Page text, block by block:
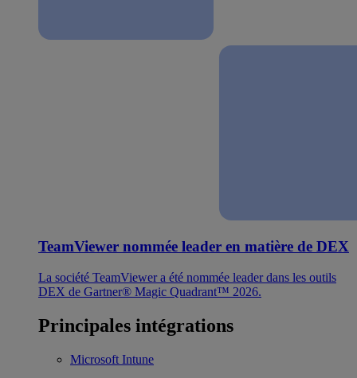
TeamViewer nommée leader en matière de DEX
La société TeamViewer a été nommée leader dans les outils
DEX de Gartner® Magic Quadrant™ 2026.
Principales intégrations
Microsoft Intune